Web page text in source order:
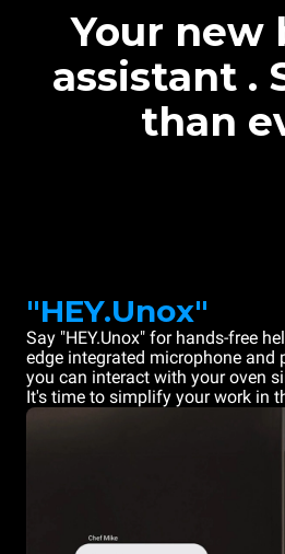
Your new
assistant .
than
"HEY.Unox"
Say "HEY.Unox" for hands-free
edge integrated microphone and
you can interact with your oven
It's time to simplify your work in